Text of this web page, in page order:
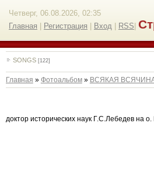
Четверг, 06.08.2026, 02:35
Главная
Регистрация Вход RSS
SONGS [122]
Главная » Фотоальбом» ВСЯКАЯ
доктор исторических наук Г.С.Лебедев на